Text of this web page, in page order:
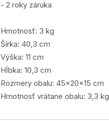
- 2 roky záruka
Hmotnosť: 3 kg
Šírka: 40,3 cm
Výška: 11 cm
Hĺbka: 10,3 cm
Rozmery obalu: 45x20x15 cm
Hmotnosť vrátane obalu: 3,3 kg